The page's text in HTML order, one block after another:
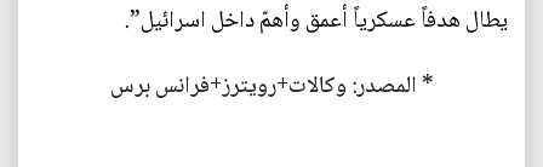
يطال هدفاً عسكرياً أعمق وأهمّ داخل اسرائيل”.
* المصدر: وكالات+رويترز+فرانس برس